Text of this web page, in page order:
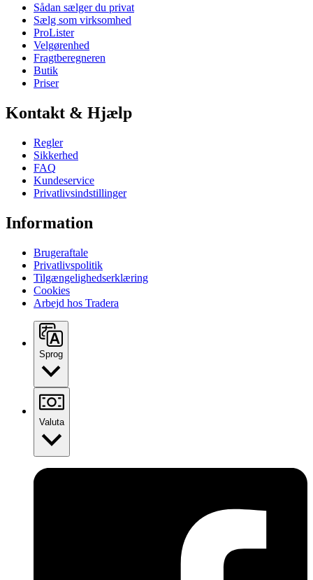
Sådan sælger du privat
Sælg som virksomhed
ProLister
Velgørenhed
Fragtberegneren
Butik
Priser
Kontakt & Hjælp
Regler
Sikkerhed
FAQ
Kundeservice
Privatlivsindstillinger
Information
Brugeraftale
Privatlivspolitik
Tilgængelighedserklæring
Cookies
Arbejd hos Tradera
Sprog
Valuta